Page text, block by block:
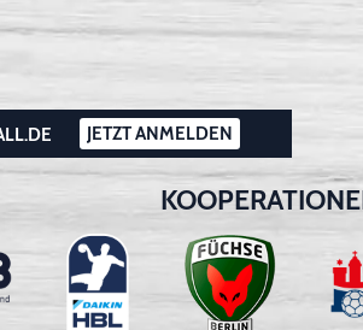
JETZT ANMELDEN